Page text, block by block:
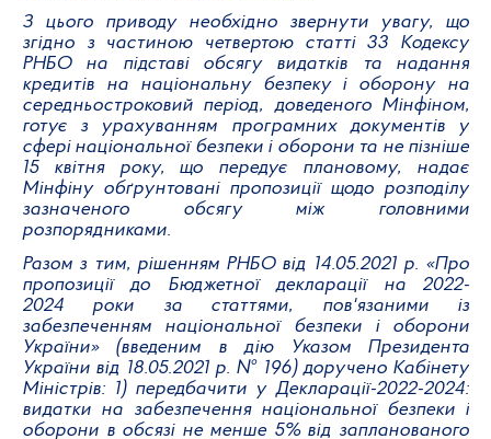
З цього приводу необхідно звернути увагу, що
згідно з частиною четвертою статті 33 Кодексу
РНБО на підставі обсягу видатків та надання
кредитів на національну безпеку і оборону на
середньостроковий період, доведеного Мінфіном,
готує з урахуванням програмних документів у
сфері національної безпеки і оборони та не пізніше
15 квітня року, що передує плановому, надає
Мінфіну обґрунтовані пропозиції щодо розподілу
зазначеного обсягу між головними
розпорядниками.
Разом з тим, рішенням РНБО від 14.05.2021 р. «Про
пропозиції до Бюджетної декларації на 2022-
2024 роки за статтями, пов'язаними із
забезпеченням національної безпеки і оборони
України» (введеним в дію Указом Президента
України від 18.05.2021 р. № 196) доручено Кабінету
Міністрів: 1) передбачити у Декларації-2022-2024:
видатки на забезпечення національної безпеки і
оборони в обсязі не менше 5% від запланованого